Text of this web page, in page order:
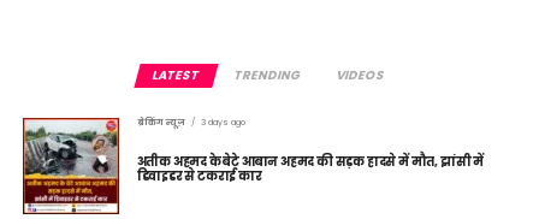
LATEST TRENDING VIDEOS
ब्रेकिंग न्यूज़ 3 days ago
अतीक अहमद के बेटे आबान अहमद की सड़क हादसे में मौत, झांसी में
डिवाइडर से टकराई कार